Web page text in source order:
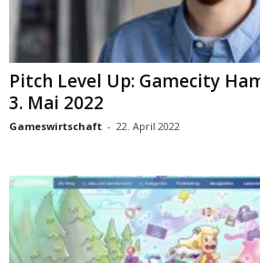
Pitch Level Up: Gamecity
3. Mai 2022
Gameswirtschaft - 22. April 2022